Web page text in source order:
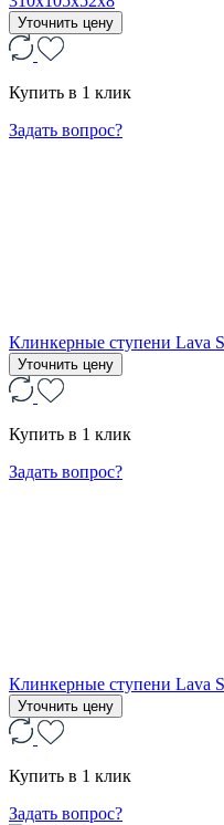
Уточнить цену
Купить в 1 клик
Задать вопрос?
Клинкерные ступени Lava
Уточнить цену
Купить в 1 клик
Задать вопрос?
Клинкерные ступени Lava
Уточнить цену
Купить в 1 клик
Задать вопрос?